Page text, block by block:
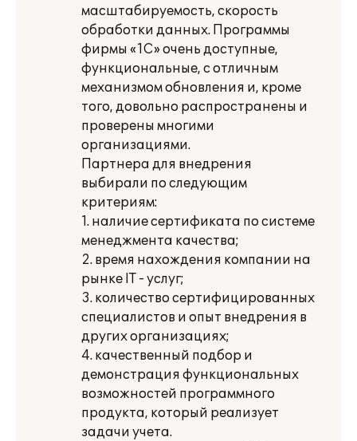
масштабируемость, скорость
обработки данных. Программы
фирмы «1С» очень доступные,
функциональные, с отличным
механизмом обновления и, кроме
того, довольно распространены и
проверены многими
организациями.
Партнера для внедрения
выбирали по следующим
критериям:
1. наличие сертификата по системе
менеджмента качества;
2. время нахождения компании на
рынке IT - услуг;
3. количество сертифицированных
специалистов и опыт внедрения в
других организациях;
4. качественный подбор и
демонстрация функциональных
возможностей программного
продукта, который реализует
задачи учета.